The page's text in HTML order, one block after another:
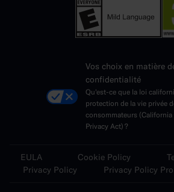
Vos choix en matière
confidentialité
Qu'est-ce que la loi
protection de la vie privée
consommateurs (California
Privacy Act) ?
EULA Cookie Policy
Privacy Policy
Privacy Policy Pro